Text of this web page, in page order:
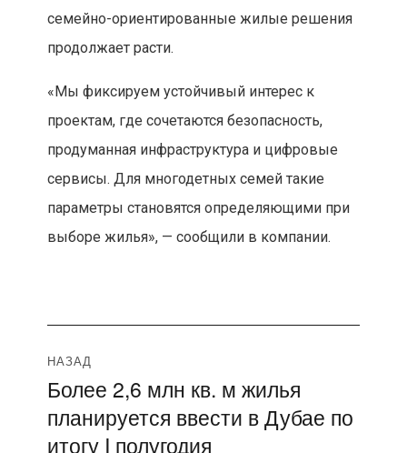
семейно-ориентированные жилые решения
продолжает расти.
«Мы фиксируем устойчивый интерес к
проектам, где сочетаются безопасность,
продуманная инфраструктура и цифровые
сервисы. Для многодетных семей такие
параметры становятся определяющими при
выборе жилья», — сообщили в компании.
Навигация
по
записям
НАЗАД
Предыдущая
запись:
Более 2,6 млн кв. м жилья
планируется ввести в Дубае по
итогу I полугодия